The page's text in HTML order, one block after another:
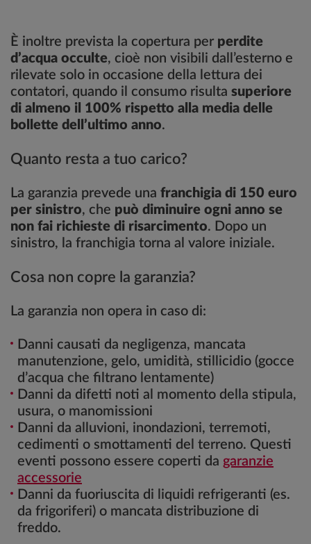
È inoltre prevista la copertura per perdite
d’acqua occulte, cioè non visibili dall’esterno e
rilevate solo in occasione della lettura dei
contatori, quando il consumo risulta superiore
di almeno il 100% rispetto alla media delle
bollette dell’ultimo anno.
Quanto resta a tuo carico?
La garanzia prevede una franchigia di 150 euro
per sinistro, che può diminuire ogni anno se
non fai richieste di risarcimento. Dopo un
sinistro, la franchigia torna al valore iniziale.
Cosa non copre la garanzia?
La garanzia non opera in caso di:
Danni causati da negligenza, mancata
manutenzione, gelo, umidità, stillicidio (gocce
d’acqua che filtrano lentamente)
Danni da difetti noti al momento della stipula,
usura, o manomissioni
Danni da alluvioni, inondazioni, terremoti,
cedimenti o smottamenti del terreno. Questi
eventi possono essere coperti da garanzie
accessorie
Danni da fuoriuscita di liquidi refrigeranti (es.
da frigoriferi) o mancata distribuzione di
freddo.